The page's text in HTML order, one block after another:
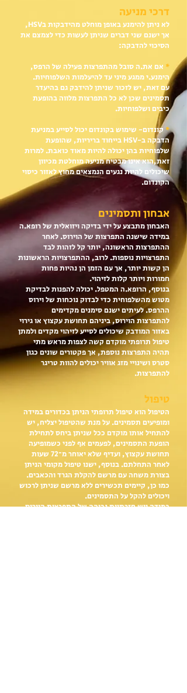
דרכי מניעה
לא ניתן להימנע באופן מוחלט מהידבקות בHSV,
אך ישנם שני דברים שניתן לעשות כדי לצמצם את
הסיכוי להדבקה:
* אם את.ה סובל מהתפרצות פעילה של הרפס,
הימנע.י ממגע מיני עד להיעלמות השלפוחיות.
עם זאת, יש לזכור שניתן להידבק גם בהיעדר
תסמינים שכן לא כל התפרצות מלווה בהופעת
כיבים ושלפוחיות.
*קונדום- שימוש בקונדום יכול לסייע במניעת
הדבקה ב-HSV בייחוד בריריות, שהופעת
שלפוחיות בהן יכולה להיות מאוד כואבת. למרות
זאת,הוא אינו מבטיח מניעה מוחלטת מכיוון
שיכולים להיות נגעים הנמצאים מחוץ לאזור כיסוי
הקונדום.
אבחון ותסמינים
האבחון מתבצע על ידי בדיקה ויזואלית של רופא.ה
במידה שישנה התפרצות של הוירוס. לאחר
ההתפרצות הראשונה, יותר קל לזהות לבד
התפרצויות נוספות. לרוב, ההתפרצויות הראשונות
הן קשות יותר, אך עם הזמן הן נהיות פחות
חמורות ויותר קלות לזיהוי.
בנוסף, הרופא.ה המטפל. יכולה להפנות לבדיקת
מטוש מהשלפוחית כדי לבדוק נוכחות של וירוס
ההרפס. לעיתים ישנם סימנים מקדימים
להתפרצות הוירוס, ביניהם תחושת עקצוץ או גירוי
באזור המודבק שיכולים לסייע לזיהוי מקדים ולמתן
טיפול תרופתי מוקדם קשה לצפות מראש מתי
תהיה התפרצות נוספת, אך פקטורים שונים כגון
סטרס ושינויי מזג אוויר יכולים להוות טריגר
להתפרצות.
טיפול
הטיפול הוא טיפול תרופתי הניתן בכדורים במידה
ומופיעים תסמינים. על מנת שהטיפול יצליח, יש
להתחיל אותו מוקדם ככל שניתן ביחס לתחילת
הופעת התסמינים, לפעמים אף לפני כשמופיעה
תחושת עקצוץ, ועדיף שלא יאוחר מ־72 שעות
לאחר התחלתם. בנוסף, ישנו טיפול מקומי הניתן
בצורת משחה עם מרשם להקלת הגרד והכאבים.
כמו כן, קיימים תכשירים ללא מרשם שניתן לרכוש
ויכולים להקל על התסמינים.
במידה ויש חזרתיות גבוהה של התפרצות הוירוס,